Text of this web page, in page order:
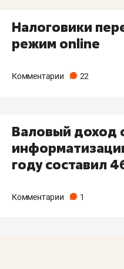
Налоговики
режим online
Комментарии 22
Валовый доход
году составил
Комментарии 1